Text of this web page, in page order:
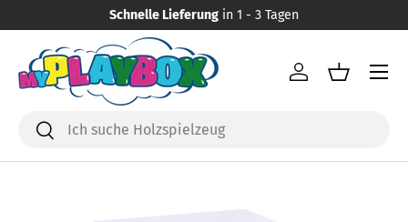
Direkt zum Inhalt
Schnelle Lieferung in 1 - 3 Tagen
Suchen
Suchen
Einloggen
Menü